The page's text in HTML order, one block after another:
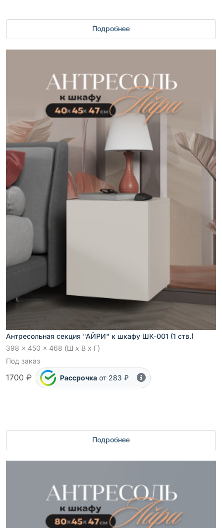
Подробнее
Антресольная секция "АЙРИ" к шкафу ШК-001 (1 ств.)
398 x 450 x 468 (Ш x В x Г)
Под заказ
1700 ₽ Рассрочка от 283 ₽
Подробнее